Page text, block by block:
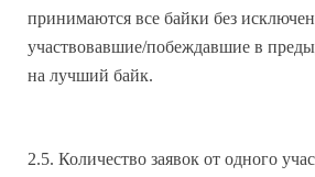
принимаются все байки без
участвовавшие/побеждавшие в
на лучший байк.
2.5. Количество заявок от одного